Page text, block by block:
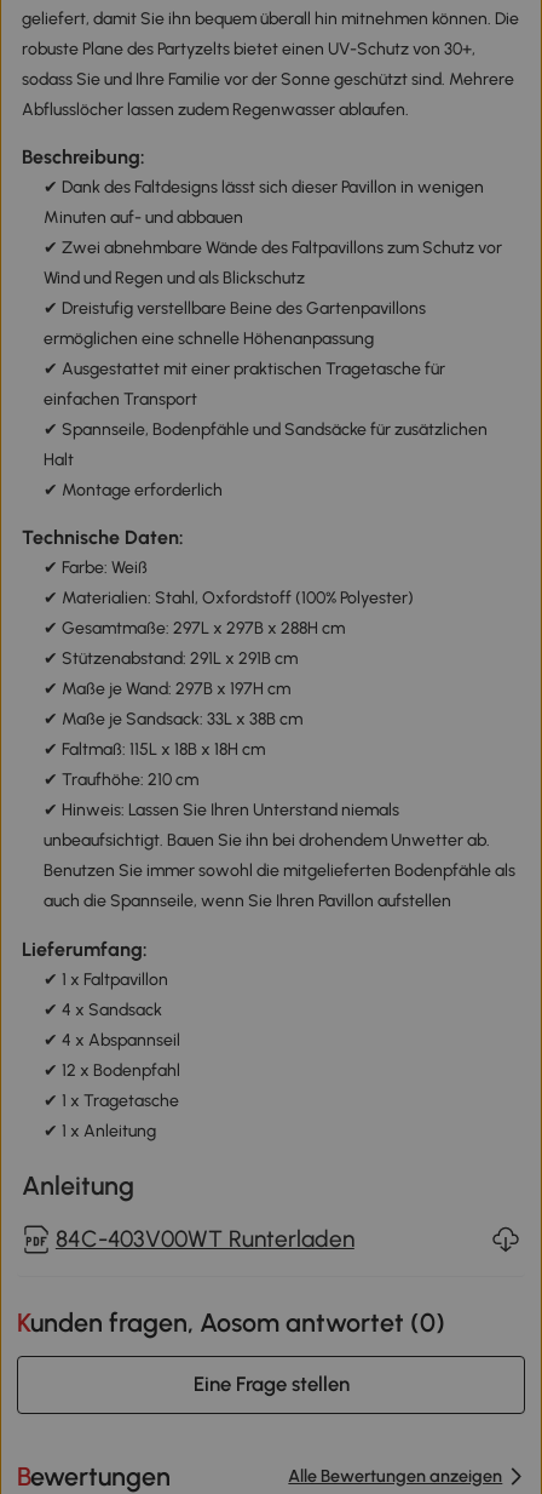
geliefert, damit Sie ihn bequem überall hin mitnehmen können. Die
robuste Plane des Partyzelts bietet einen UV-Schutz von 30+,
sodass Sie und Ihre Familie vor der Sonne geschützt sind. Mehrere
Abflusslöcher lassen zudem Regenwasser ablaufen.
Beschreibung:
✔ Dank des Faltdesigns lässt sich dieser Pavillon in wenigen
Minuten auf- und abbauen
✔ Zwei abnehmbare Wände des Faltpavillons zum Schutz vor
Wind und Regen und als Blickschutz
✔ Dreistufig verstellbare Beine des Gartenpavillons
ermöglichen eine schnelle Höhenanpassung
✔ Ausgestattet mit einer praktischen Tragetasche für
einfachen Transport
✔ Spannseile, Bodenpfähle und Sandsäcke für zusätzlichen
Halt
✔ Montage erforderlich
Technische Daten:
✔ Farbe: Weiß
✔ Materialien: Stahl, Oxfordstoff (100% Polyester)
✔ Gesamtmaße: 297L x 297B x 288H cm
✔ Stützenabstand: 291L x 291B cm
✔ Maße je Wand: 297B x 197H cm
✔ Maße je Sandsack: 33L x 38B cm
✔ Faltmaß: 115L x 18B x 18H cm
✔ Traufhöhe: 210 cm
✔ Hinweis: Lassen Sie Ihren Unterstand niemals
unbeaufsichtigt. Bauen Sie ihn bei drohendem Unwetter ab.
Benutzen Sie immer sowohl die mitgelieferten Bodenpfähle als
auch die Spannseile, wenn Sie Ihren Pavillon aufstellen
Lieferumfang:
✔ 1 x Faltpavillon
✔ 4 x Sandsack
✔ 4 x Abspannseil
✔ 12 x Bodenpfahl
✔ 1 x Tragetasche
✔ 1 x Anleitung
Anleitung
84C-403V00WT Runterladen
Kunden fragen, Aosom antwortet (0)
Eine Frage stellen
Bewertungen Alle Bewertungen anzeigen